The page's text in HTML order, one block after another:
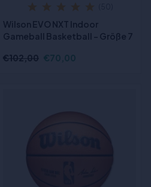
Wilson EVO NXT Indoor
Gameball Basketball - Größe 7
€102,00 €70,00